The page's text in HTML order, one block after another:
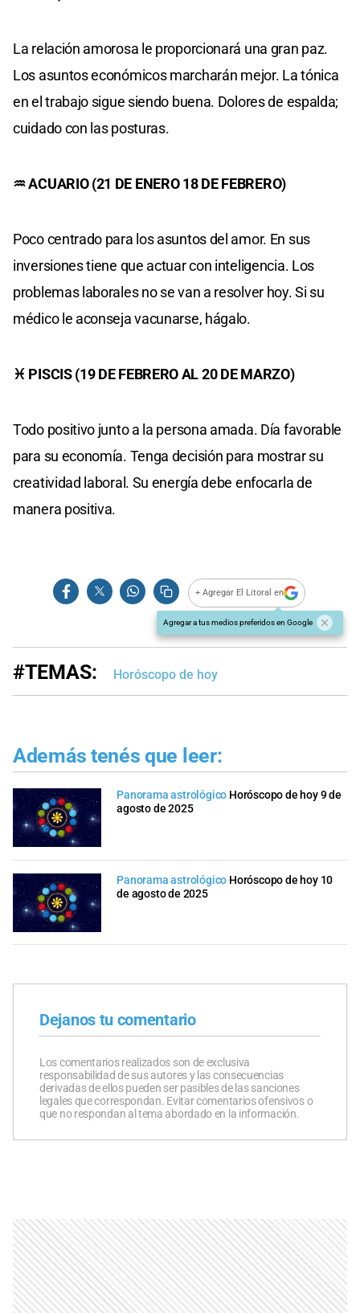
La relación amorosa le proporcionará una gran paz.
Los asuntos económicos marcharán mejor. La tónica
en el trabajo sigue siendo buena. Dolores de espalda;
cuidado con las posturas.
♒ ACUARIO (21 DE ENERO 18 DE FEBRERO)
Poco centrado para los asuntos del amor. En sus
inversiones tiene que actuar con inteligencia. Los
problemas laborales no se van a resolver hoy. Si su
médico le aconseja vacunarse, hágalo.
♓ PISCIS (19 DE FEBRERO AL 20 DE MARZO)
Todo positivo junto a la persona amada. Día favorable
para su economía. Tenga decisión para mostrar su
creatividad laboral. Su energía debe enfocarla de
manera positiva.
+ Agregar El Litoral en
Agregar a tus medios preferidos en Google
#TEMAS: Horóscopo de hoy
Además tenés que leer:
Panorama astrológico Horóscopo de hoy 9 de
agosto de 2025
Panorama astrológico Horóscopo de hoy 10
de agosto de 2025
Dejanos tu comentario
Los comentarios realizados son de exclusiva
responsabilidad de sus autores y las consecuencias
derivadas de ellos pueden ser pasibles de las sanciones
legales que correspondan. Evitar comentarios ofensivos o
que no respondan al tema abordado en la información.